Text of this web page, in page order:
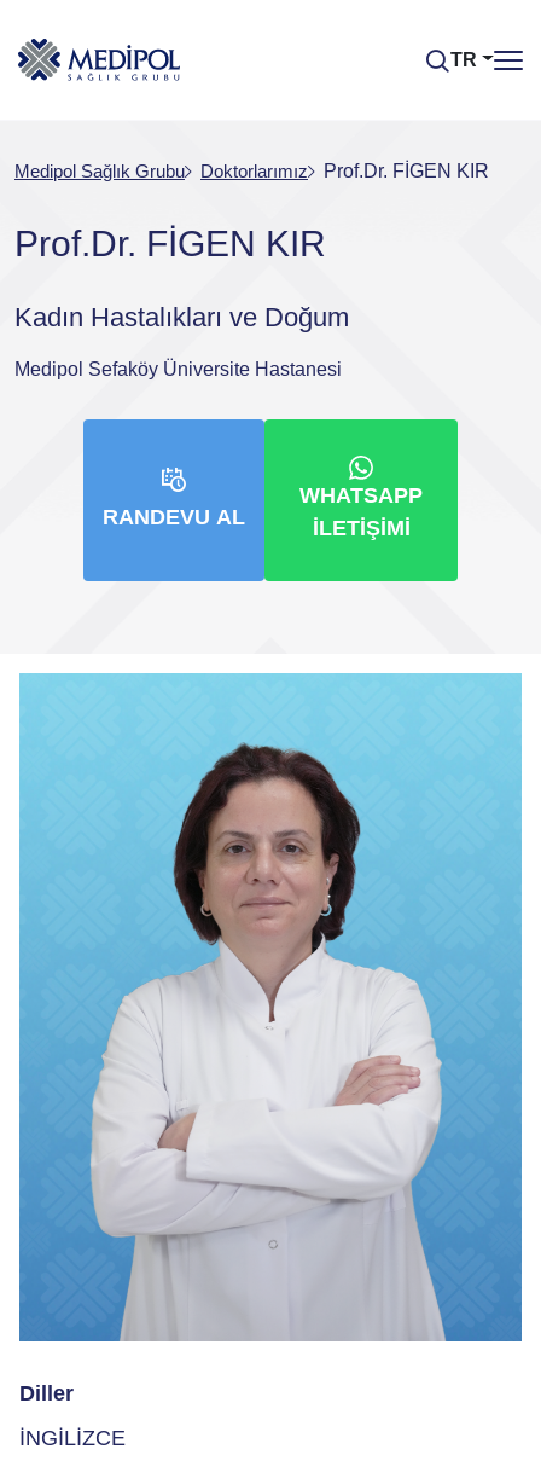
TR
Medipol Sağlık Grubu Doktorlarımız Prof.Dr. FİGEN KIR
Prof.Dr. FİGEN KIR
Kadın Hastalıkları ve Doğum
Medipol Sefaköy Üniversite Hastanesi
RANDEVU AL
WHATSAPP
İLETIŞIMI
Diller
İNGİLİZCE